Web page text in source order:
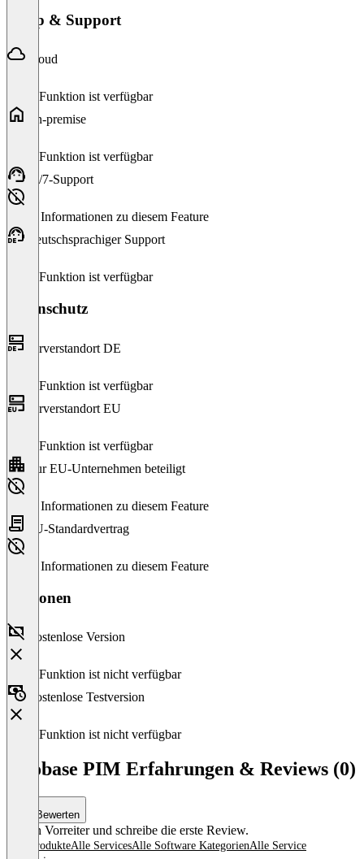
Setup & Support
Cloud
Diese Funktion ist verfügbar
On-premise
Diese Funktion ist verfügbar
24/7-Support
Keine Informationen zu diesem Feature
Deutschsprachiger Support
Diese Funktion ist verfügbar
Datenschutz
Serverstandort DE
Diese Funktion ist verfügbar
Serverstandort EU
Diese Funktion ist verfügbar
Nur EU-Unternehmen beteiligt
Keine Informationen zu diesem Feature
EU-Standardvertrag
Keine Informationen zu diesem Feature
Versionen
Kostenlose Version
Diese Funktion ist nicht verfügbar
Kostenlose Testversion
Diese Funktion ist nicht verfügbar
pirobase PIM Erfahrungen & Reviews (0)
Bewerten
Sei ein Vorreiter und schreibe die erste Review.
Alle ProdukteAlle ServicesAlle Software KategorienAlle Service